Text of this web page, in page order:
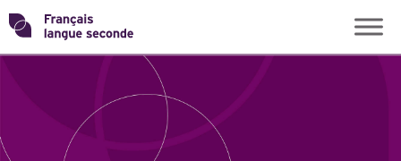
Skip
to
content
Transformons